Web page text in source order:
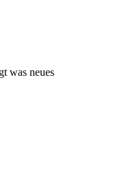
was neues